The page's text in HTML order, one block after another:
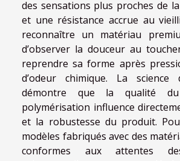
des sensations plus proches de
et une résistance accrue au
reconnaître un matériau
d’observer la douceur au
reprendre sa forme après
d’odeur chimique. La science
démontre que la qualité
polymérisation influence
et la robustesse du produit.
modèles fabriqués avec des
conformes aux attentes